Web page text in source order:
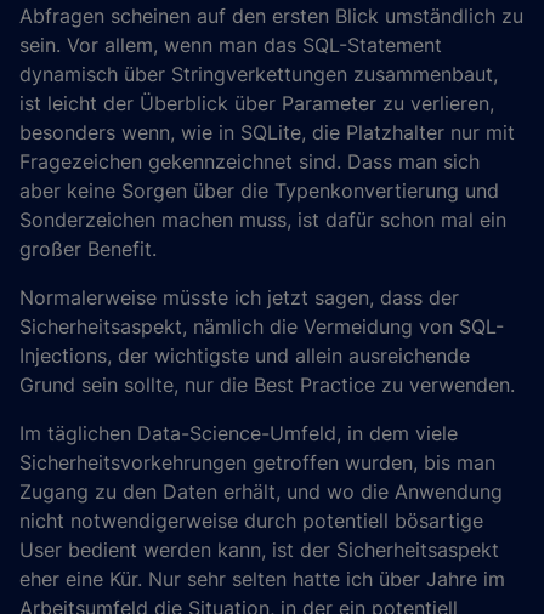
Abfragen scheinen auf den ersten Blick umständlich zu
sein. Vor allem, wenn man das SQL-Statement
dynamisch über Stringverkettungen zusammenbaut,
ist leicht der Überblick über Parameter zu verlieren,
besonders wenn, wie in SQLite, die Platzhalter nur mit
Fragezeichen gekennzeichnet sind. Dass man sich
aber keine Sorgen über die Typenkonvertierung und
Sonderzeichen machen muss, ist dafür schon mal ein
großer Benefit.
Normalerweise müsste ich jetzt sagen, dass der
Sicherheitsaspekt, nämlich die Vermeidung von SQL-
Injections, der wichtigste und allein ausreichende
Grund sein sollte, nur die Best Practice zu verwenden.
Im täglichen Data-Science-Umfeld, in dem viele
Sicherheitsvorkehrungen getroffen wurden, bis man
Zugang zu den Daten erhält, und wo die Anwendung
nicht notwendigerweise durch potentiell bösartige
User bedient werden kann, ist der Sicherheitsaspekt
eher eine Kür. Nur sehr selten hatte ich über Jahre im
Arbeitsumfeld die Situation, in der ein potentiell